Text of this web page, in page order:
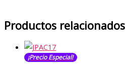
Productos relacionados
¡Precio Especial!